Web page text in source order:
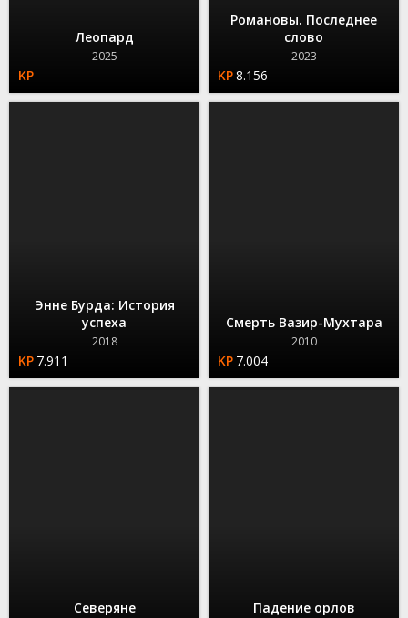
Леопард
2025
Романовы. Последнее
слово
2023
8.156
Энне Бурда: История
успеха
2018
7.911
Смерть Вазир-Мухтара
2010
7.004
Северяне Падение орлов